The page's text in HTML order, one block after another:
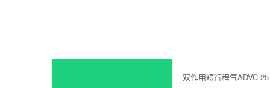
双作用短行程气ADVC-